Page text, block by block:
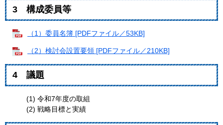
3 構成委員等
（1）委員名簿 [PDFファイル／53KB]
（2）検討会設置要領 [PDFファイル／210KB]
4 議題
(1) 令和7年度の取組
(2) 戦略目標と実績